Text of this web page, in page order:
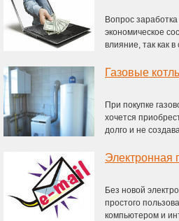
Вопрос
экономическое
влияние, так как в
Газовые
При покупке
хочется
долго и не
Электронная
Без новой
простого
компьютером и